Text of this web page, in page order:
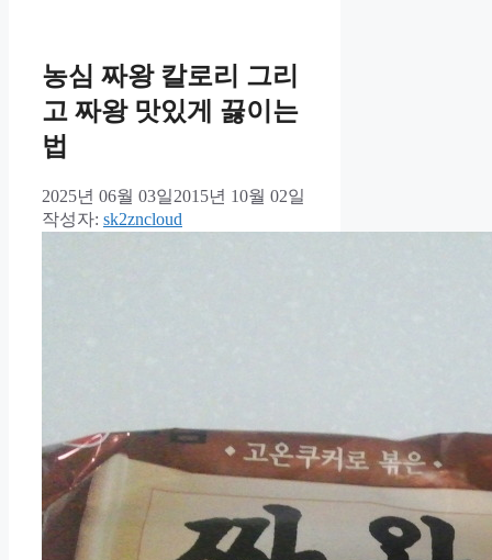
농심 짜왕 칼로리 그리
고 짜왕 맛있게 끓이는
법
2025년 06월 03일2015년 10월 02일
작성자: sk2zncloud